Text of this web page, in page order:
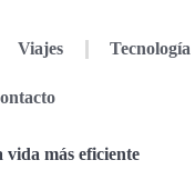
Viajes Tecnología
vida más eficiente